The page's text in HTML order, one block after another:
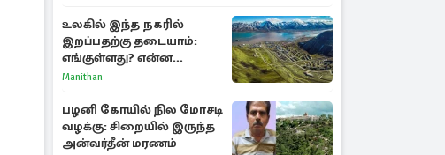
உலகில் இந்த நகரில்
இறப்பதற்கு தடையாம்:
எங்குள்ளது? என்ன
காரணம் தெரியுமா?
Manithan
பழனி கோயில் நில மோசடி
வழக்கு: சிறையில் இருந்த
அன்வர்தீன் மரணம்